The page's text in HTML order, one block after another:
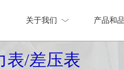
关于我们
关于我们
产品和
产品和
表/差压表